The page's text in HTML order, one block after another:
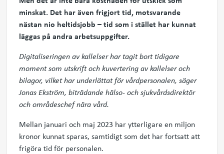
minskat. Det har även frigjort tid, motsvarande
nästan nio heltidsjobb – tid som i stället har kunnat
läggas på andra arbetsuppgifter.
Digitaliseringen av kallelser har tagit bort tidigare
moment som utskrift och kuvertering av kallelser och
bilagor, vilket har underlättat för vårdpersonalen, säger
Jonas Ekström, biträdande hälso- och sjukvårdsdirektör
och områdeschef nära vård.
Mellan januari och maj 2023 har ytterligare en miljon
kronor kunnat sparas, samtidigt som det har fortsatt att
frigöra tid för personalen.